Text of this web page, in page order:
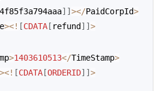
] ] ></PaidCorpId>
><! [CDATA [ refund ] ] >
>1403610513</TimeStamp>
><! [CDATA [ORDERID] ] >